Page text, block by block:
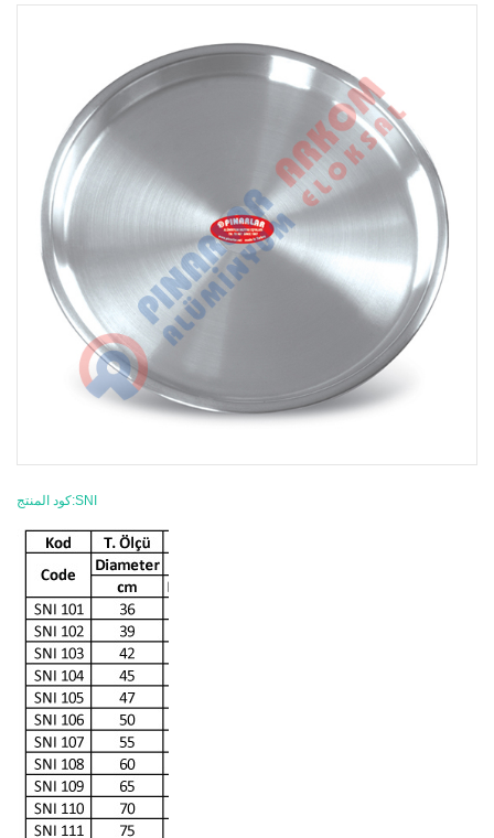
كود المنتج:SNI